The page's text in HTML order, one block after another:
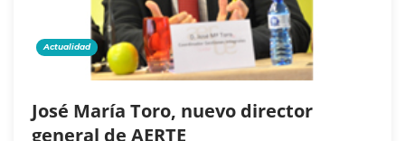
Actualidad
José María Toro, nuevo director
general de AERTE